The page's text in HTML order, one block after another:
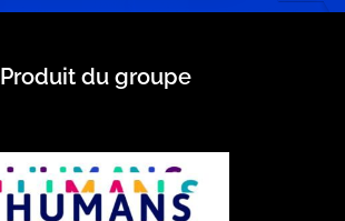
Produit du groupe